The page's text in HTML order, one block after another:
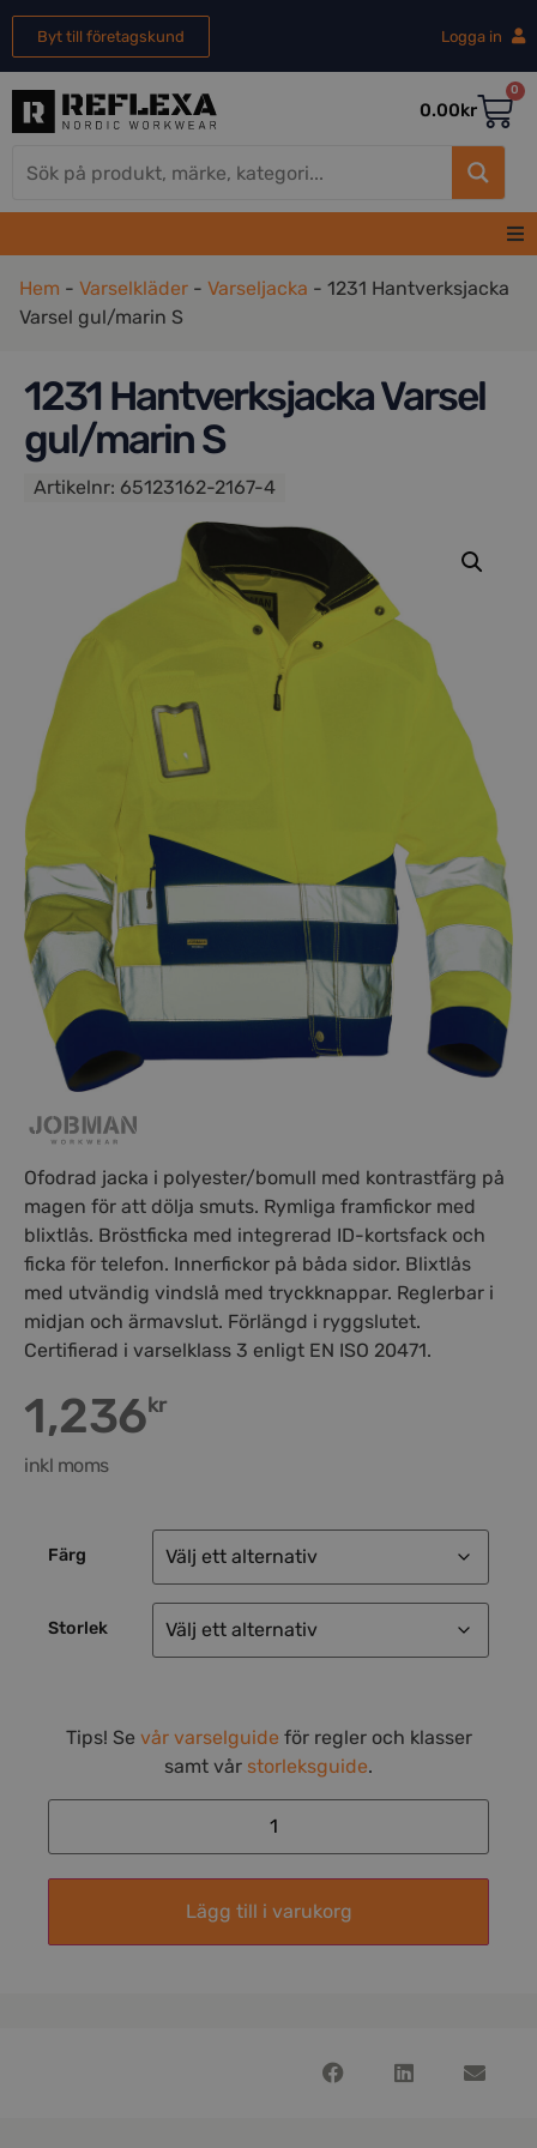
Byt till företagskund Logga in
0.00kr
0
Hem
Dam
REA
Profilkläder
Mitt konto
Hem - Varselkläder - Varseljacka - 1231 Hantverksjacka
Varsel gul/marin S
1231 Hantverksjacka Varsel
gul/marin S
Artikelnr: 65123162-2167-4
Ofodrad jacka i polyester/bomull med kontrastfärg på
magen för att dölja smuts. Rymliga framfickor med
blixtlås. Bröstficka med integrerad ID-kortsfack och
ficka för telefon. Innerfickor på båda sidor. Blixtlås
med utvändig vindslå med tryckknappar. Reglerbar i
midjan och ärmavslut. Förlängd i ryggslutet.
Certifierad i varselklass 3 enligt EN ISO 20471.
1,236kr
inkl moms
Färg
Storlek
Tips! Se vår varselguide för regler och klasser
samt vår storleksguide.
Lägg till i varukorg